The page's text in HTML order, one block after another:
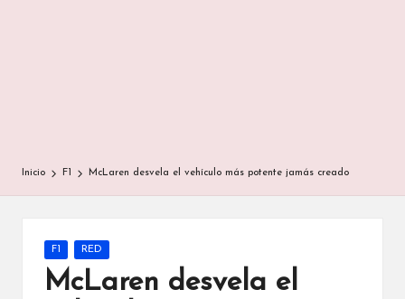
Inicio F1 McLaren desvela el vehículo más potente jamás creado
Publicada
en
F1 RED
McLaren desvela el